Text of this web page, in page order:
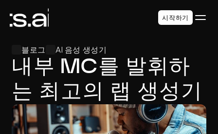
블로그 AI 음성 생성기
내부 MC를 발휘하
는 최고의 랩 생성기
시작하기